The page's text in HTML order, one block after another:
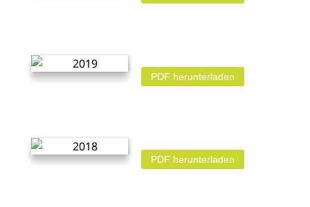
PDF herunterladen
PDF herunterladen